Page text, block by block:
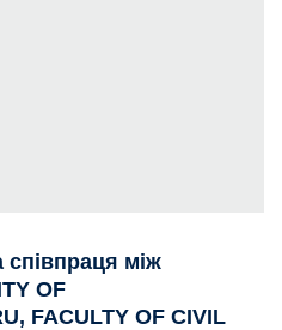
між
OF
FACULTY OF CIVIL